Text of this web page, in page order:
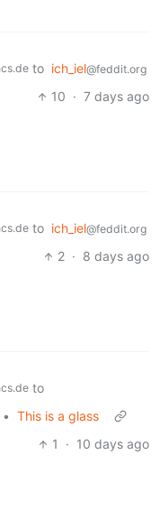
to ich_iel@feddit.org
10 · 7 days ago
to ich_iel@feddit.org
2 · 8 days ago
to
• This is a glass
1
· 10 days ago